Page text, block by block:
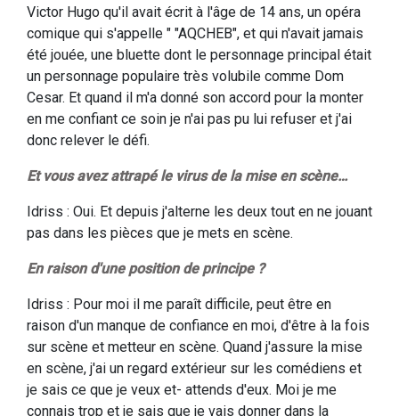
Victor Hugo qu'il avait écrit à l'âge de 14 ans, un opéra
comique qui s'appelle " "AQCHEB", et qui n'avait jamais
été jouée, une bluette dont le personnage principal était
un personnage populaire très volubile comme Dom
Cesar. Et quand il m'a donné son accord pour la monter
en me confiant ce soin je n'ai pas pu lui refuser et j'ai
donc relever le défi.
Et vous avez attrapé le virus de la mise en scène…
Idriss : Oui. Et depuis j'alterne les deux tout en ne jouant
pas dans les pièces que je mets en scène.
En raison d'une position de principe ?
Idriss : Pour moi il me paraît difficile, peut être en
raison d'un manque de confiance en moi, d'être à la fois
sur scène et metteur en scène. Quand j'assure la mise
en scène, j'ai un regard extérieur sur les comédiens et
je sais ce que je veux et- attends d'eux. Moi je me
connais trop et je sais que je vais donner dans la